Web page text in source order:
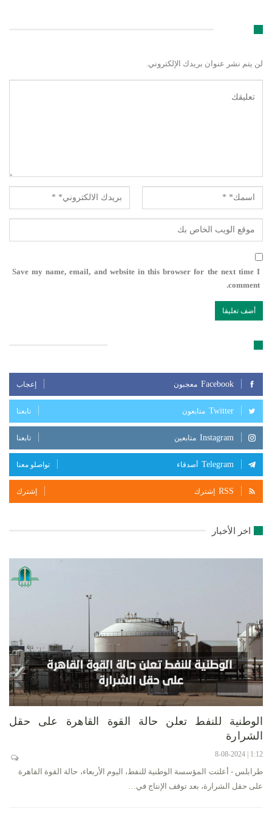
لن يتم نشر عنوان بريدك الإلكتروني.
Save my name, email, and website in this browser for the next time I
comment.
Facebook معجبون إعجاب
Twitter متابعون تابعنا
Instagram متابعين تابعنا
Telegram أصدقاء تواصلو معنا
RSS إشترك إشترك
اخر الأخبار
الوطنية للنفط تعلن حالة القوة القاهرة على حقل
الشرارة
1:12 | 8-08-2024
طرابلس - أعلنت المؤسسة الوطنية للنفط، اليوم الأربعاء، حالة القوة القاهرة
على حقل الشرارة، بعد توقف الإنتاج في…